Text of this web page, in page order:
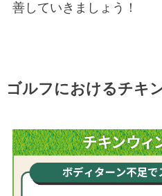
善していきましょう！
ゴルフにおけるチキ